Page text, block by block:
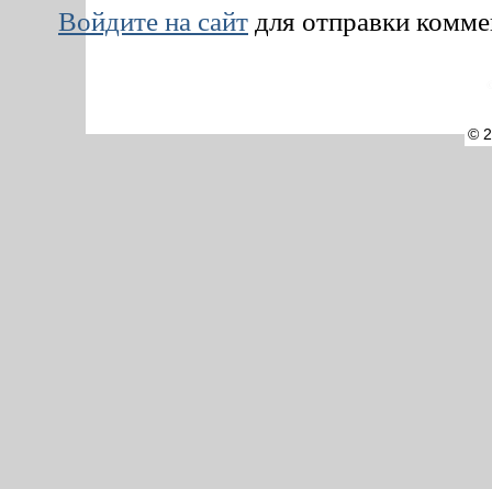
Войдите на сайт для отправки
©